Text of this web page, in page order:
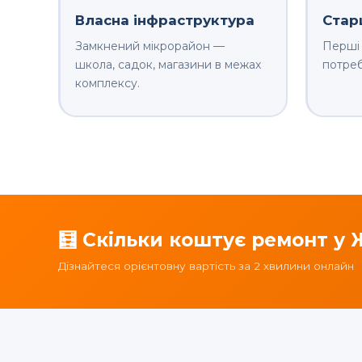
Власна інфраструктура
Замкнений мікрорайон —
школа, садок, магазини в межах
комплексу.
Перші
🧮 Скільки коштує ремонт у
Дізнайтеся орієнтовну вартість за 2 хвилини онлайн